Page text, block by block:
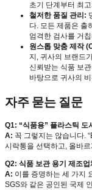
초기 단계부터 최
철저한 품질 관리:
다. 모든 제품은 출
엄격한 검사를 거
원스톱 맞춤 제작
지, 귀사의 브랜드
신뢰받는 식품 보
바탕으로 귀사의
자주 묻는 질문
Q1: “식품용” 플라스틱 도
A: 꼭 그렇지는 않습니다.
시락통을 선택하고, 올바
Q2: 식품 보관 용기 제조
A: 이를 증명하는 세 가지
SGS와 같은 공인된 국제